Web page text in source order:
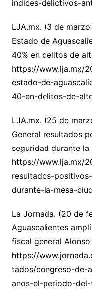
indices-delictivos-
LJA.mx. (3 de
Estado de
40% en delitos de
https://www.lja.mx/
estado-de-
40-en-delitos-de-
LJA.mx. (25 de
General resultados
seguridad durante la
https://www.lja.mx/
resultados-
durante-la-mesa-
La Jornada. (20 de
Aguascalientes
fiscal general Alonso
https://
tados/congreso-de-
anos-el-periodo-